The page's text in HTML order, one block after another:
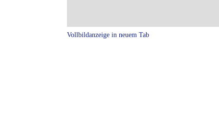
Vollbildanzeige in neuem Tab